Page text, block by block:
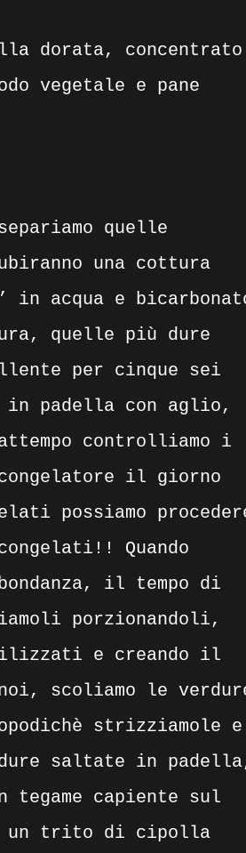
dorata, concentrato
vegetale e pane
quelle
una cottura
in acqua e
quelle più dure
per cinque sei
padella con aglio,
controlliamo i
il giorno
possiamo
Quando
il tempo di
porzionandoli,
e creando il
scoliamo le
strizziamole e
saltate in
tegame capiente sul
un trito di cipolla